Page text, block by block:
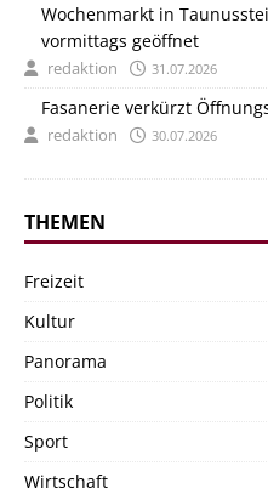
Wochenmarkt in
vormittags geöffnet
redaktion 31.07.2026
Fasanerie verkürzt
redaktion 30.07.2026
THEMEN
Freizeit
Kultur
Panorama
Politik
Sport
Wirtschaft